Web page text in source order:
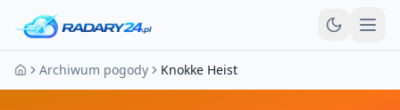
Strona główna
Archiwum pogody Knokke Heist